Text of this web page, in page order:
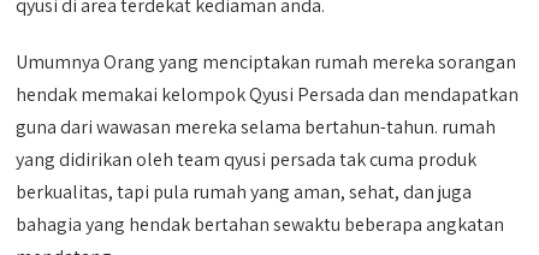
qyusi di area terdekat kediaman anda.
Umumnya Orang yang menciptakan rumah mereka sorangan
hendak memakai kelompok Qyusi Persada dan mendapatkan
guna dari wawasan mereka selama bertahun-tahun. rumah
yang didirikan oleh team qyusi persada tak cuma produk
berkualitas, tapi pula rumah yang aman, sehat, dan juga
bahagia yang hendak bertahan sewaktu beberapa angkatan